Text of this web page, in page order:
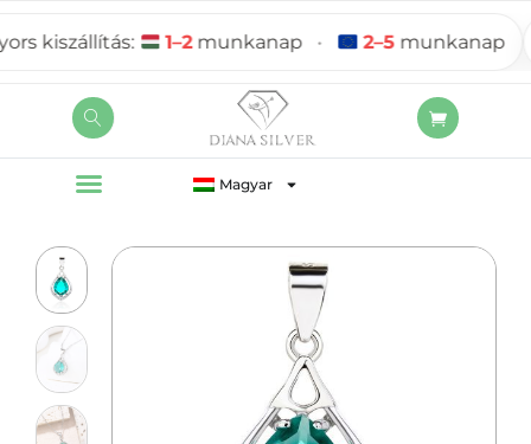
Magyar
kiszállítás: 1–2munkanap • 2–5 munkanap